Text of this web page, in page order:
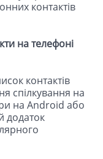
контактів
на телефоні
контактів
спілкування на
на Android або
додаток